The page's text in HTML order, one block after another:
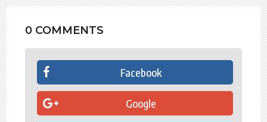
0 COMMENTS
Facebook
Google